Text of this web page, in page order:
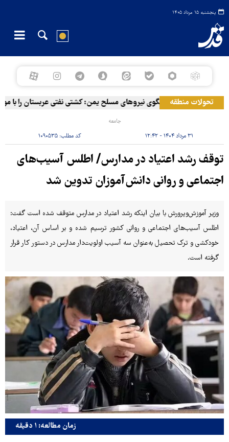
پنجشنبه ۱۵ مرداد ۱۴۰۵
تحولات منطقهسخنگوی نیروهای مسلح یمن: کشتی نفتی عربستان را با
جامعه
۳۱ مرداد ۱۴۰۴ - ۱۲:۴۲ کد مطلب: ۱۰۹۰۵۳۵
توقف رشد اعتیاد در مدارس/ اطلس آسیب‌های
اجتماعی و روانی دانش‌آموزان تدوین شد
وزیر آموزش‌وپرورش با بیان اینکه رشد اعتیاد در مدارس متوقف شده است گفت:
اطلس آسیب‌های اجتماعی و روانی کشور ترسیم شده و بر اساس آن، اعتیاد،
خودکشی و ترک تحصیل به‌عنوان سه آسیب اولویت‌دار مدارس در دستور کار قرار
گرفته است.
زمان مطالعه: ۱ دقیقه